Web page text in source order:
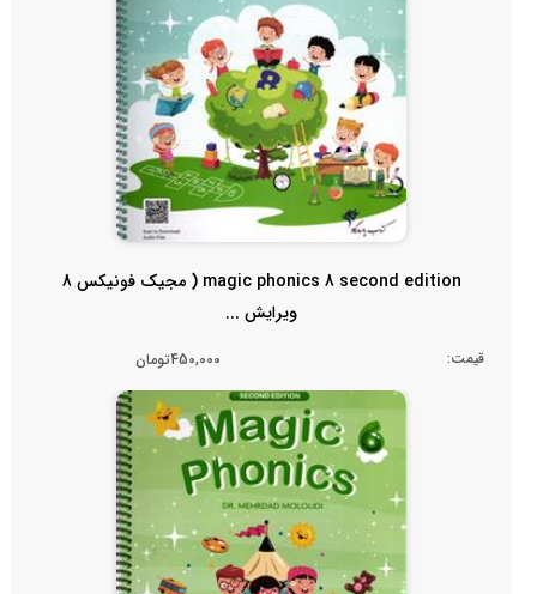
magic phonics 8 second edition ( مجیک فونیکس 8
ویرایش ...
قیمت: 450,000تومان